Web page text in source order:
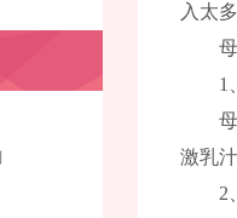
入太
1
激乳
2